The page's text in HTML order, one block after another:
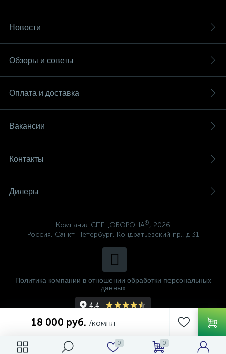
0 0
18 000 руб. /компл
Новости
Обзоры и советы
Оплата и доставка
Вакансии
Контакты
Дилеры
Компания СПЕЦОБОРОНА®, 2026
Россия, Санкт-Петербург, Кондратьевский пр., д.31
Политика компании в отношении обработки персональных
данных